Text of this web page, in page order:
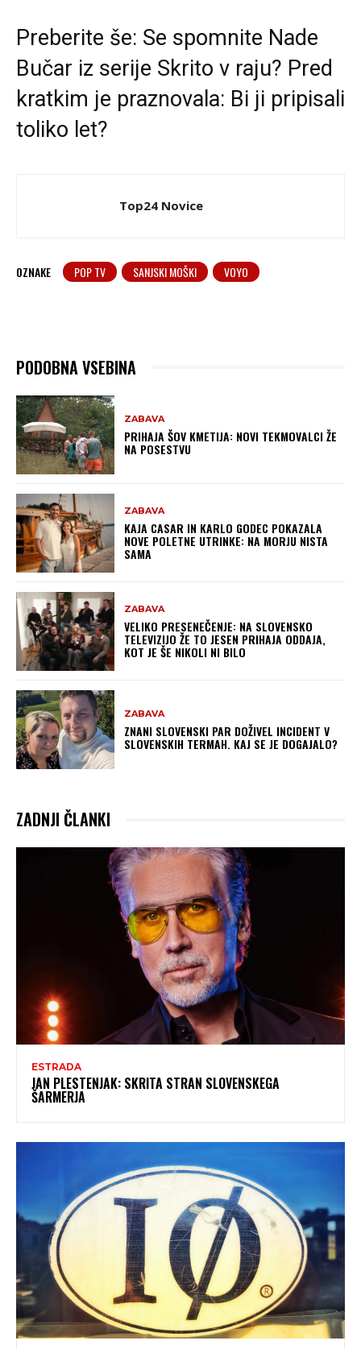
Preberite še: Se spomnite Nade
Bučar iz serije Skrito v raju? Pred
kratkim je praznovala: Bi ji pripisali
toliko let?
Top24 Novice
OZNAKE POP TV SANJSKI MOŠKI VOYO
PODOBNA VSEBINA
ZABAVA
PRIHAJA ŠOV KMETIJA: NOVI TEKMOVALCI ŽE
NA POSESTVU
ZABAVA
KAJA CASAR IN KARLO GODEC POKAZALA
NOVE POLETNE UTRINKE: NA MORJU NISTA
SAMA
ZABAVA
VELIKO PRESENEČENJE: NA SLOVENSKO
TELEVIZIJO ŽE TO JESEN PRIHAJA ODDAJA,
KOT JE ŠE NIKOLI NI BILO
ZABAVA
ZNANI SLOVENSKI PAR DOŽIVEL INCIDENT V
SLOVENSKIH TERMAH. KAJ SE JE DOGAJALO?
ZADNJI ČLANKI
ESTRADA
JAN PLESTENJAK: SKRITA STRAN SLOVENSKEGA
ŠARMERJA